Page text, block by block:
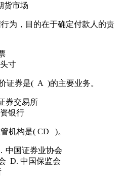
货市场
为，目的在于确定付款人的责
寸
证券是( A )的主要业务。
券交易所
银行
机构是( CD )。
中国证券业协会
D. 中国保监会